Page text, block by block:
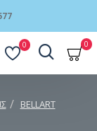
0 0
BELLART